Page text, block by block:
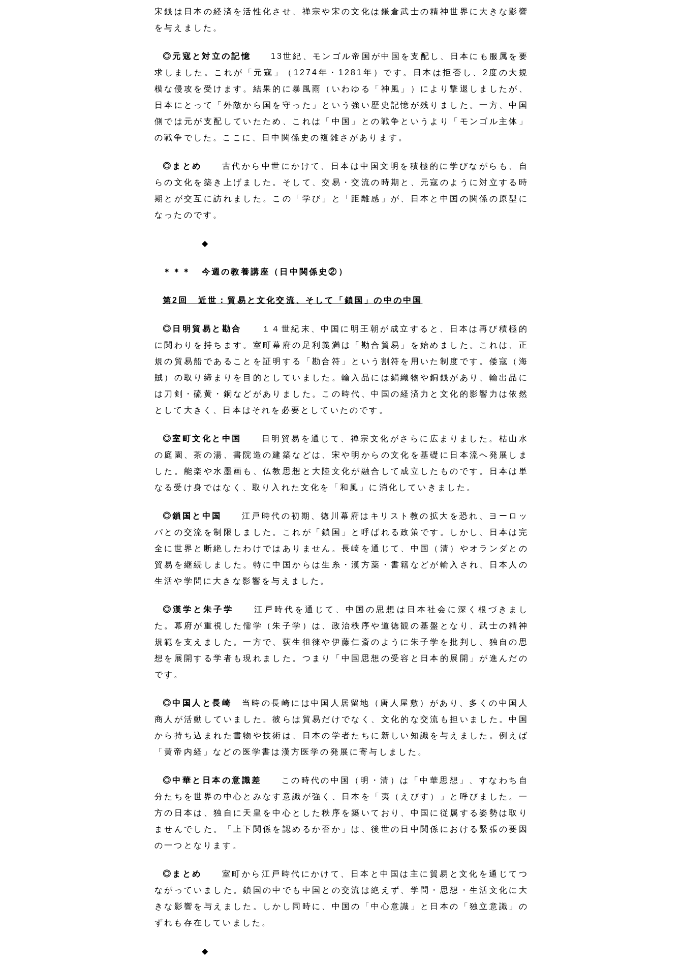
宋銭は日本の経済を活性化させ、禅宗や宋の文化は鎌倉武士の精神世界に大きな影響
を与えました。
◎元寇と対立の記憶 13世紀、モンゴル帝国が中国を支配し、日本にも服属を要
求しました。これが「元寇」（1274年・1281年）です。日本は拒否し、2度の大規
模な侵攻を受けます。結果的に暴風雨（いわゆる「神風」）により撃退しましたが、
日本にとって「外敵から国を守った」という強い歴史記憶が残りました。一方、中国
側では元が支配していたため、これは「中国」との戦争というより「モンゴル主体」
の戦争でした。ここに、日中関係史の複雑さがあります。
◎まとめ 古代から中世にかけて、日本は中国文明を積極的に学びながらも、自
らの文化を築き上げました。そして、交易・交流の時期と、元寇のように対立する時
期とが交互に訪れました。この「学び」と「距離感」が、日本と中国の関係の原型に
なったのです。
◆
＊＊＊ 今週の教養講座（日中関係史②）
第2回 近世：貿易と文化交流、そして「鎖国」の中の中国
◎日明貿易と勘合
１４世紀末、中国に明王朝が成立すると、日本は再び積極的
に関わりを持ちます。室町幕府の足利義満は「勘合貿易」を始めました。これは、正
規の貿易船であることを証明する「勘合符」という割符を用いた制度です。倭寇（海
賊）の取り締まりを目的としていました。輸入品には絹織物や銅銭があり、輸出品に
は刀剣・硫黄・銅などがありました。この時代、中国の経済力と文化的影響力は依然
として大きく、日本はそれを必要としていたのです。
◎室町文化と中国
日明貿易を通じて、禅宗文化がさらに広まりました。枯山水
の庭園、茶の湯、書院造の建築などは、宋や明からの文化を基礎に日本流へ発展しま
した。能楽や水墨画も、仏教思想と大陸文化が融合して成立したものです。日本は単
なる受け身ではなく、取り入れた文化を「和風」に消化していきました。
◎鎖国と中国
江戸時代の初期、徳川幕府はキリスト教の拡大を恐れ、ヨーロッ
パとの交流を制限しました。これが「鎖国」と呼ばれる政策です。しかし、日本は完
全に世界と断絶したわけではありません。長崎を通じて、中国（清）やオランダとの
貿易を継続しました。特に中国からは生糸・漢方薬・書籍などが輸入され、日本人の
生活や学問に大きな影響を与えました。
◎漢学と朱子学
江戸時代を通じて、中国の思想は日本社会に深く根づきまし
た。幕府が重視した儒学（朱子学）は、政治秩序や道徳観の基盤となり、武士の精神
規範を支えました。一方で、荻生徂徠や伊藤仁斎のように朱子学を批判し、独自の思
想を展開する学者も現れました。つまり「中国思想の受容と日本的展開」が進んだの
です。
◎中国人と長崎
当時の長崎には中国人居留地（唐人屋敷）があり、多くの中国人
商人が活動していました。彼らは貿易だけでなく、文化的な交流も担いました。中国
から持ち込まれた書物や技術は、日本の学者たちに新しい知識を与えました。例えば
「黄帝内経」などの医学書は漢方医学の発展に寄与しました。
◎中華と日本の意識差
この時代の中国（明・清）は「中華思想」、すなわち自
分たちを世界の中心とみなす意識が強く、日本を「夷（えびす）」と呼びました。一
方の日本は、独自に天皇を中心とした秩序を築いており、中国に従属する姿勢は取り
ませんでした。「上下関係を認めるか否か」は、後世の日中関係における緊張の要因
の一つとなります。
◎まとめ
室町から江戸時代にかけて、日本と中国は主に貿易と文化を通じてつ
ながっていました。鎖国の中でも中国との交流は絶えず、学問・思想・生活文化に大
きな影響を与えました。しかし同時に、中国の「中心意識」と日本の「独立意識」の
ずれも存在していました。
◆